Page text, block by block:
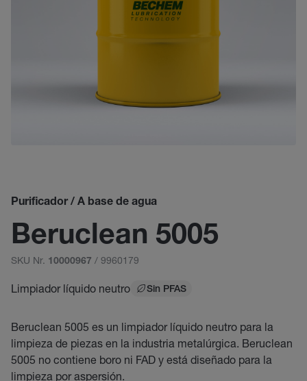
Purificador / A base de agua
Beruclean 5005
SKU Nr. 10000967 / 9960179
Limpiador líquido neutro Sin PFAS
Beruclean 5005 es un limpiador líquido neutro para la
limpieza de piezas en la industria metalúrgica. Beruclean
5005 no contiene boro ni FAD y está diseñado para la
limpieza por aspersión.